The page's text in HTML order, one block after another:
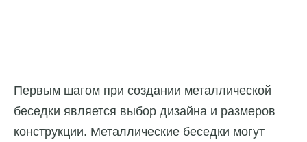
Первым шагом при создании металлической
беседки является выбор дизайна и размеров
конструкции. Металлические беседки могут